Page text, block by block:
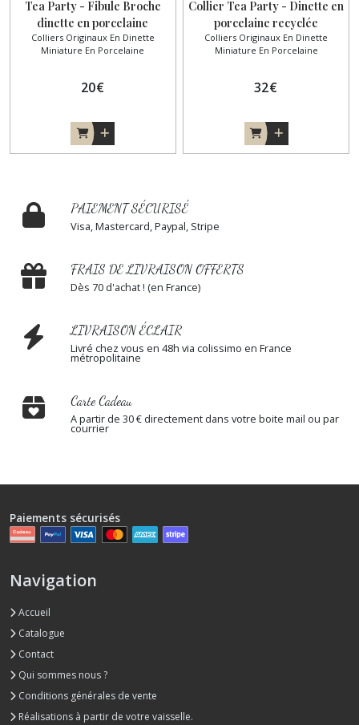
Tea Party - Fibule Broche
dinette en porcelaine
recyclée
Colliers Originaux En Dinette
Miniature En Porcelaine
20€
Collier Tea Party - Dinette en
porcelaine recyclée
Colliers Originaux En Dinette
Miniature En Porcelaine
32€
PAIEMENT SÉCURISÉ
Visa, Mastercard, Paypal, Stripe
FRAIS DE LIVRAISON OFFERTS
Dès 70 d'achat ! (en France)
LIVRAISON ÉCLAIR
Livré chez vous en 48h via colissimo en France
métropolitaine
Carte Cadeau
A partir de 30 € directement dans votre boite mail ou par
courrier
Paiements sécurisés
Navigation
Accueil
Catalogue
Contact
Qui sommes nous ?
Conditions générales de vente
Réalisations à partir de votre vaisselle.